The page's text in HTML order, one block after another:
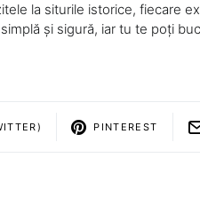
la siturile istorice, fiecare
și sigură, iar tu te poți
PINTEREST